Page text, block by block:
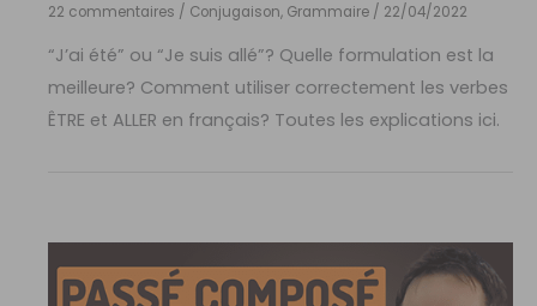
22 commentaires / Conjugaison, Grammaire / 22/04/2022
“J’ai été” ou “Je suis allé”? Quelle formulation est la
meilleure? Comment utiliser correctement les verbes
ÊTRE et ALLER en français? Toutes les explications ici.